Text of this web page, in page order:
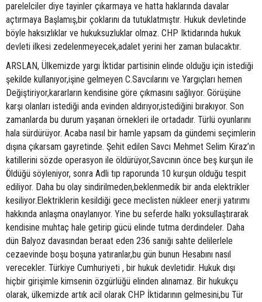
parelelciler diye tayinler çıkarmaya ve hatta haklarında davalar
açtırmaya Başlamış,bir çoklarını da tutuklatmıştır. Hukuk devletinde
böyle haksızlıklar ve hukuksuzluklar olmaz. CHP Iktidarında hukuk
devleti ilkesi zedelenmeyecek,adalet yerini her zaman bulacaktır.
ARSLAN, Ülkemizde yargı İktidar partisinin elinde olduğu için istediği
şekilde kullanıyor,işine gelmeyen C.Savcılarını ve Yargıçları hemen
Değiştiriyor,kararların kendisine göre çıkmasını sağlıyor. Görüşüne
karşı olanları istediği anda evinden aldırıyor,istediğini bırakıyor. Son
zamanlarda bu durum yaşanan örnekleri ile ortadadır. Türlü oyunlarını
hala sürdürüyor. Acaba nasıl bir hamle yapsam da gündemi seçimlerin
dışına çıkarsam gayretinde. Şehit edilen Savcı Mehmet Selim Kiraz’ın
katillerini sözde operasyon ile öldürüyor,Savcının önce beş kurşun ile
Öldüğü söyleniyor, sonra Adli tıp raporunda 10 kurşun olduğu tespit
ediliyor. Daha bu olay sindirilmeden,beklenmedik bir anda elektrikler
kesiliyor.Elektriklerin kesildiği gece meclisten nükleer enerji yatırımı
hakkında anlaşma onaylanıyor. Yine bu seferde halkı yoksullaştırarak
kendisine muhtaç hale getirip gücü elinde tutma derdindeler. Daha
dün Balyoz davasından beraat eden 236 sanığı sahte delilerlele
cezaevinde boşu boşuna yatıranlar,bu gün bunun Hesabını nasıl
verecekler. Türkiye Cumhuriyeti , bir hukuk devletidir. Hukuk dışı
hiçbir girişimle kimsenin özgürlüğü elinden alınamaz. Bir hukukçu
olarak, ülkemizde artık acil olarak CHP İktidarının gelmesini,bu Tür